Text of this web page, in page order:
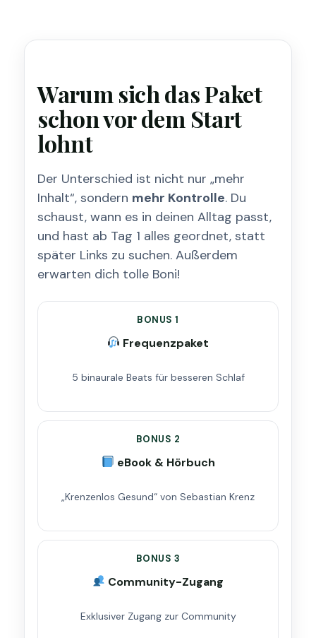
Warum sich das Paket
schon vor dem Start
lohnt
Der Unterschied ist nicht nur „mehr
Inhalt“, sondern mehr Kontrolle. Du
schaust, wann es in deinen Alltag passt,
und hast ab Tag 1 alles geordnet, statt
später Links zu suchen. Außerdem
erwarten dich tolle Boni!
BONUS 1
Frequenzpaket
5 binaurale Beats für besseren Schlaf
BONUS 2
eBook & Hörbuch
„Krenzenlos Gesund“ von Sebastian Krenz
BONUS 3
Community-Zugang
Exklusiver Zugang zur Community